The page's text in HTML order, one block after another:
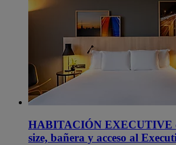
HABITACIÓN EXECUTIVE
size, bañera y acceso al